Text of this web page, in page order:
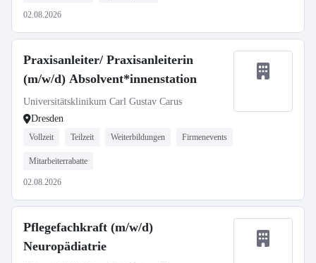
02.08.2026
Praxisanleiter/ Praxisanleiterin
(m/w/d) Absolvent*innenstation
Universitätsklinikum Carl Gustav Carus
Dresden
Vollzeit Teilzeit Weiterbildungen Firmenevents
Mitarbeiterrabatte
02.08.2026
Pflegefachkraft (m/w/d)
Neuropädiatrie